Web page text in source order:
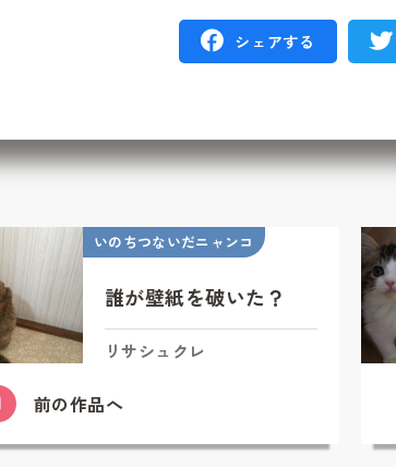
シェアする
いのちつないだニャンコ
誰が壁紙を破いた？
リサシュクレ
前の作品へ